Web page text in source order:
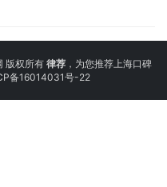
版权所有 律荐，为您推荐上海口碑
备16014031号-22